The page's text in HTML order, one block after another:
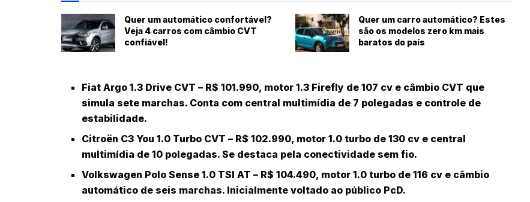
Quer um automático confortável?
Veja 4 carros com câmbio CVT
confiável!
Quer um carro automático? Estes
são os modelos zero km mais
baratos do país
Fiat Argo 1.3 Drive CVT – R$ 101.990, motor 1.3 Firefly de 107 cv e câmbio CVT que
simula sete marchas. Conta com central multimídia de 7 polegadas e controle de
estabilidade.
Citroën C3 You 1.0 Turbo CVT – R$ 102.990, motor 1.0 turbo de 130 cv e central
multimídia de 10 polegadas. Se destaca pela conectividade sem fio.
Volkswagen Polo Sense 1.0 TSI AT – R$ 104.490, motor 1.0 turbo de 116 cv e câmbio
automático de seis marchas. Inicialmente voltado ao público PcD.